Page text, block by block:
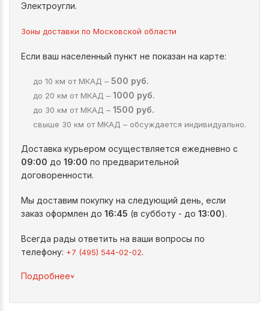
Электроугли.
Зоны доставки по Московской области
Если ваш населенный пункт не показан на карте:
до 10 км от МКАД – 500 руб.
до 20 км от МКАД – 1000 руб.
до 30 км от МКАД – 1500 руб.
свыше 30 км от МКАД – обсуждается индивидуально.
Доставка курьером осуществляется ежедневно с
09:00 до 19:00 по предварительной
договоренности.
Мы доставим покупку на следующий день, если
заказ оформлен до 16:45 (в субботу - до 13:00).
Всегда рады ответить на ваши вопросы по
телефону: +7 (495) 544-02-02.
Подробнее^